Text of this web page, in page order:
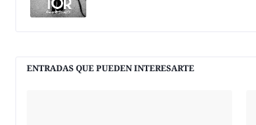
ENTRADAS QUE PUEDEN INTERESARTE